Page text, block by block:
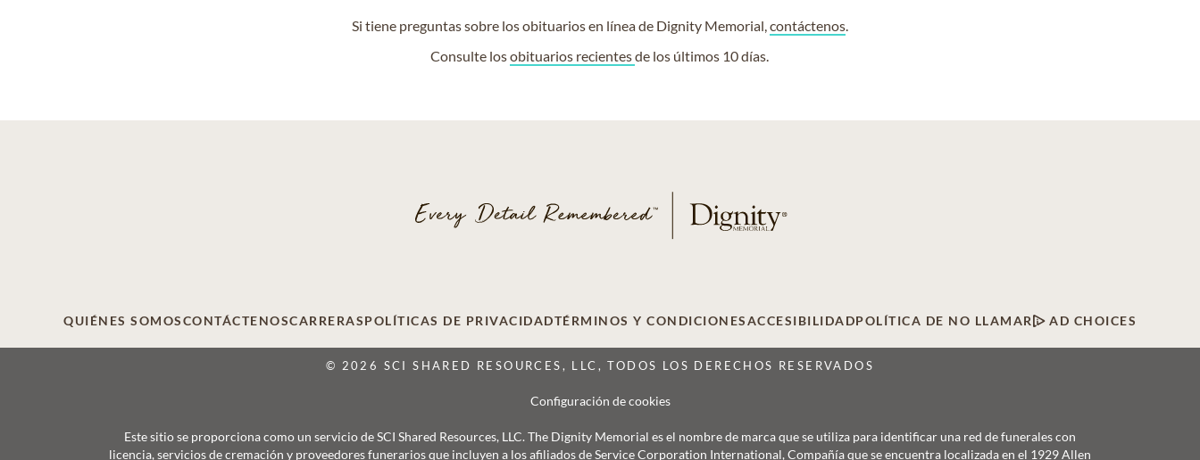
Si tiene preguntas sobre los obituarios en línea de Dignity Memorial,contáctenos.
Consulte losobituarios recientesde los últimos 10 días.
QUIÉNES SOMOSCONTÁCTENOSCARRERASPOLÍTICAS DE PRIVACIDADTÉRMINOS Y CONDICIONESACCESIBILIDADPOLÍTICA DE NO LLAMAR AD CHOICES
© 2026 SCI SHARED RESOURCES, LLC, TODOS LOS DERECHOS RESERVADOS
Configuración de cookies
Este sitio se proporciona como un servicio de SCI Shared Resources, LLC. The Dignity Memorial es el nombre de marca que se utiliza para identificar una red de funerales con
licencia, servicios de cremación y proveedores funerarios que incluyen a los afiliados de Service Corporation International, Compañía que se encuentra localizada en el 1929 Allen